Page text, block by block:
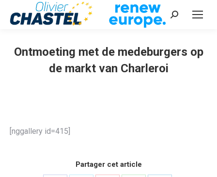
Recherche
Ontmoeting met de medeburgers op
de markt van Charleroi
[nggallery id=415]
Partager cet article